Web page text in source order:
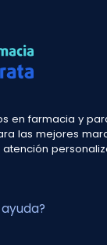
en farmacia y
las mejores